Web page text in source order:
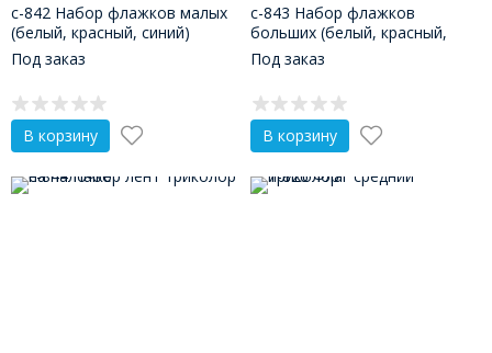
с-842 Набор флажков малых
(белый, красный, синий)
Под заказ
В корзину
с-843 Набор флажков
больших (белый, красный,
синий)
Под заказ
В корзину